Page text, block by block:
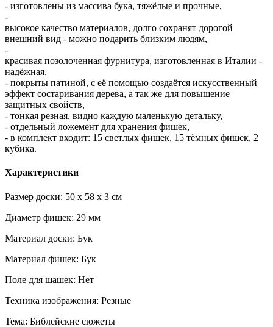
- изготовлены из массива бука, тяжёлые и прочные,
-
высокое качество материалов, долго сохранят дорогой
внешний вид - можно подарить близким людям,
-
красивая позолоченная фурнитура, изготовленная в Италии -
надёжная,
- покрыты патиной, с её помощью создаётся искусственный
эффект состаривания дерева, а так же для повышение
защитных свойств,
- тонкая резная, видно каждую маленькую детальку,
- отдельный ложемент для хранения фишек,
- в комплект входит: 15 светлых фишек, 15 тёмных фишек, 2
кубика.
Характеристики
Размер доски: 50 x 58 x 3 см
Диаметр фишек: 29 мм
Материал доски: Бук
Материал фишек: Бук
Поле для шашек: Нет
Техника изображения: Резные
Тема: Библейские сюжеты